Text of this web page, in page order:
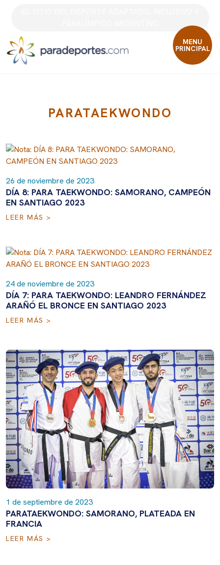
MENU
PRINCIPAL
PARATAEKWONDO
26 de noviembre de 2023
DÍA 8: PARA TAEKWONDO: SAMORANO, CAMPEÓN
EN SANTIAGO 2023
LEER MÁS >
24 de noviembre de 2023
DÍA 7: PARA TAEKWONDO: LEANDRO FERNÁNDEZ
ARAÑÓ EL BRONCE EN SANTIAGO 2023
LEER MÁS >
1 de septiembre de 2023
PARATAEKWONDO: SAMORANO, PLATEADA EN
FRANCIA
LEER MÁS >